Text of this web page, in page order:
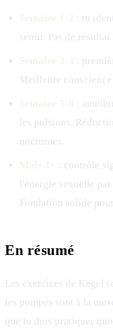
: tu
sentir. Pas de
:
Meilleure
:
les pulsions.
nocturnes.
: contrôle
l'énergie sexuelle
Fondation solide
En résumé
Les exercices de Kegel
les pompes sont à la
que tu dois pratiquer